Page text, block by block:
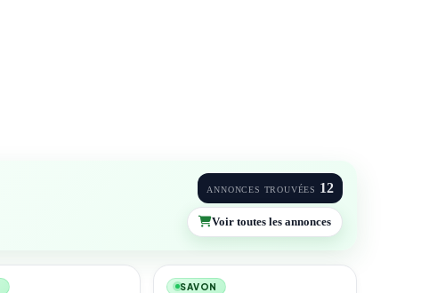
ANNONCES TROUVÉES 12
Voir toutes les annonces
SAVON